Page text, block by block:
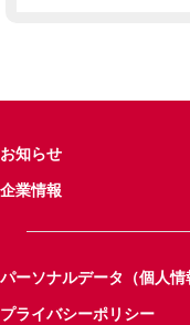
お知らせ
企業情報
パーソナルデータ（個人
プライバシーポリシー